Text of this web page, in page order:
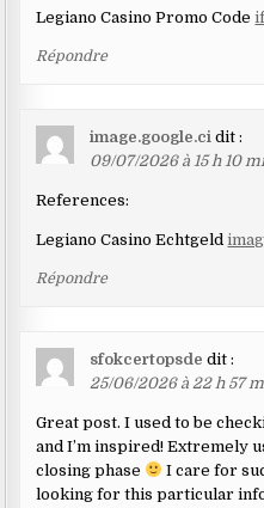
Legiano Casino Promo Code
Répondre
image.google.ci dit :
09/07/2026 à 15 h 10
References:
Legiano Casino Echtgeld
Répondre
sfokcertopsde dit :
25/06/2026 à 22 h 57
Great post. I used to be
and I’m inspired! Extremely
closing phase
I care for
looking for this particular